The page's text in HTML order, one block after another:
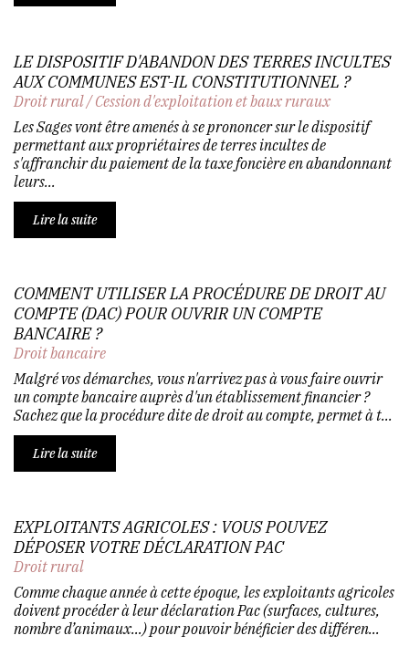
LE DISPOSITIF D'ABANDON DES TERRES INCULTES
AUX COMMUNES EST-IL CONSTITUTIONNEL ?
Droit rural/Cession d'exploitation et baux ruraux
Les Sages vont être amenés à se prononcer sur le dispositif
permettant aux propriétaires de terres incultes de
s'affranchir du paiement de la taxe foncière en abandonnant
leurs...
Lire la suite
COMMENT UTILISER LA PROCÉDURE DE DROIT AU
COMPTE (DAC) POUR OUVRIR UN COMPTE
BANCAIRE ?
Droit bancaire
Malgré vos démarches, vous n'arrivez pas à vous faire ouvrir
un compte bancaire auprès d'un établissement financier ?
Sachez que la procédure dite de droit au compte, permet à t...
Lire la suite
EXPLOITANTS AGRICOLES : VOUS POUVEZ
DÉPOSER VOTRE DÉCLARATION PAC
Droit rural
Comme chaque année à cette époque, les exploitants agricoles
doivent procéder à leur déclaration Pac (surfaces, cultures,
nombre d’animaux…) pour pouvoir bénéficier des différen...